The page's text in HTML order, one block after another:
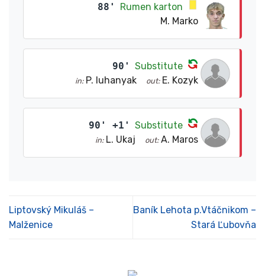
88'
Rumen karton
M. Marko
90' Substitute
in: P. Iuhanyak out: E. Kozyk
90' +1' Substitute
in: L. Ukaj out: A. Maros
Liptovský Mikuláš –
Malženice
Baník Lehota p.Vtáčnikom –
Stará Ľubovňa